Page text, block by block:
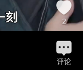
2
评论